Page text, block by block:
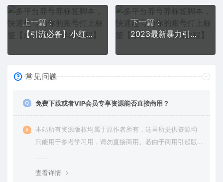
上一篇：
【引流必备】小红书一天引流一二百创业粉技术，可引全行业精准粉玩法
下一篇：
2023最新暴力引流创业粉丝玩法，单日被动引流50+创业粉
常见问题
免费下载或者VIP会员专享资源能否直接商用？
本站所有资源版权均属于原作者所有，这里所提供资源均
只能用于参考学习用，请勿直接商用。若由于商用引起版
查看详情